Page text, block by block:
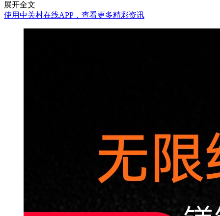
展开全文
使用中关村在线APP，查看更多精彩资讯